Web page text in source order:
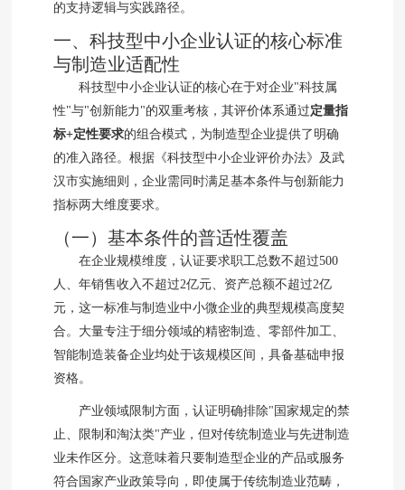
的支持逻辑与实践路径。
一、科技型中小企业认证的核心标准
与制造业适配性
科技型中小企业认证的核心在于对企业"科技属
性"与"创新能力"的双重考核，其评价体系通过定量指
标+定性要求的组合模式，为制造型企业提供了明确
的准入路径。根据《科技型中小企业评价办法》及武
汉市实施细则，企业需同时满足基本条件与创新能力
指标两大维度要求。
（一）基本条件的普适性覆盖
在企业规模维度，认证要求职工总数不超过500
人、年销售收入不超过2亿元、资产总额不超过2亿
元，这一标准与制造业中小微企业的典型规模高度契
合。大量专注于细分领域的精密制造、零部件加工、
智能制造装备企业均处于该规模区间，具备基础申报
资格。
产业领域限制方面，认证明确排除"国家规定的禁
止、限制和淘汰类"产业，但对传统制造业与先进制造
业未作区分。这意味着只要制造型企业的产品或服务
符合国家产业政策导向，即使属于传统制造业范畴，